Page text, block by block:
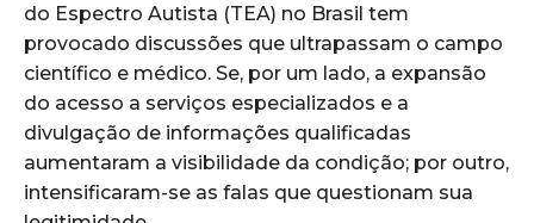
do Espectro Autista (TEA) no Brasil tem
provocado discussões que ultrapassam o campo
científico e médico. Se, por um lado, a expansão
do acesso a serviços especializados e a
divulgação de informações qualificadas
aumentaram a visibilidade da condição; por outro,
intensificaram-se as falas que questionam sua